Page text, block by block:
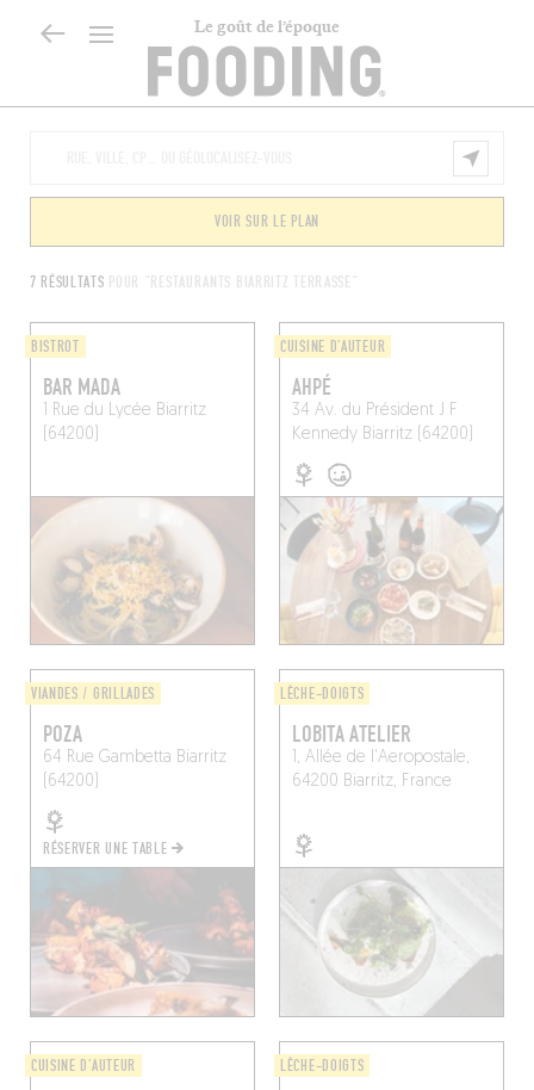
Le goût de l’époque
7 RÉSULTATS POUR "RESTAURANTS BIARRITZ TERRASSE"
VOIR SUR LE PLAN
BISTROT
BAR MADA
1 Rue du Lycée Biarritz
(64200)
CUISINE D'AUTEUR
AHPÉ
34 Av. du Président J F
Kennedy Biarritz (64200)
VIANDES / GRILLADES
POZA
64 Rue Gambetta Biarritz
(64200)
RÉSERVER UNE TABLE
LÈCHE-DOIGTS
LOBITA ATELIER
1, Allée de l'Aeropostale,
64200 Biarritz, France
CUISINE D'AUTEUR LÈCHE-DOIGTS